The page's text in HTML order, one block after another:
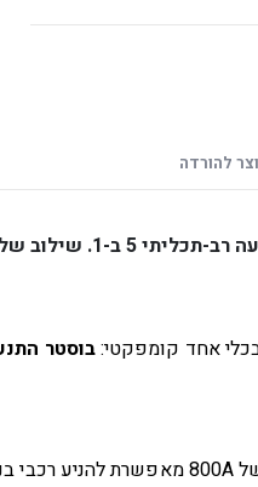
להורדה
בוסטר התנעה רב-
אחד קומפקטי:בוסטר